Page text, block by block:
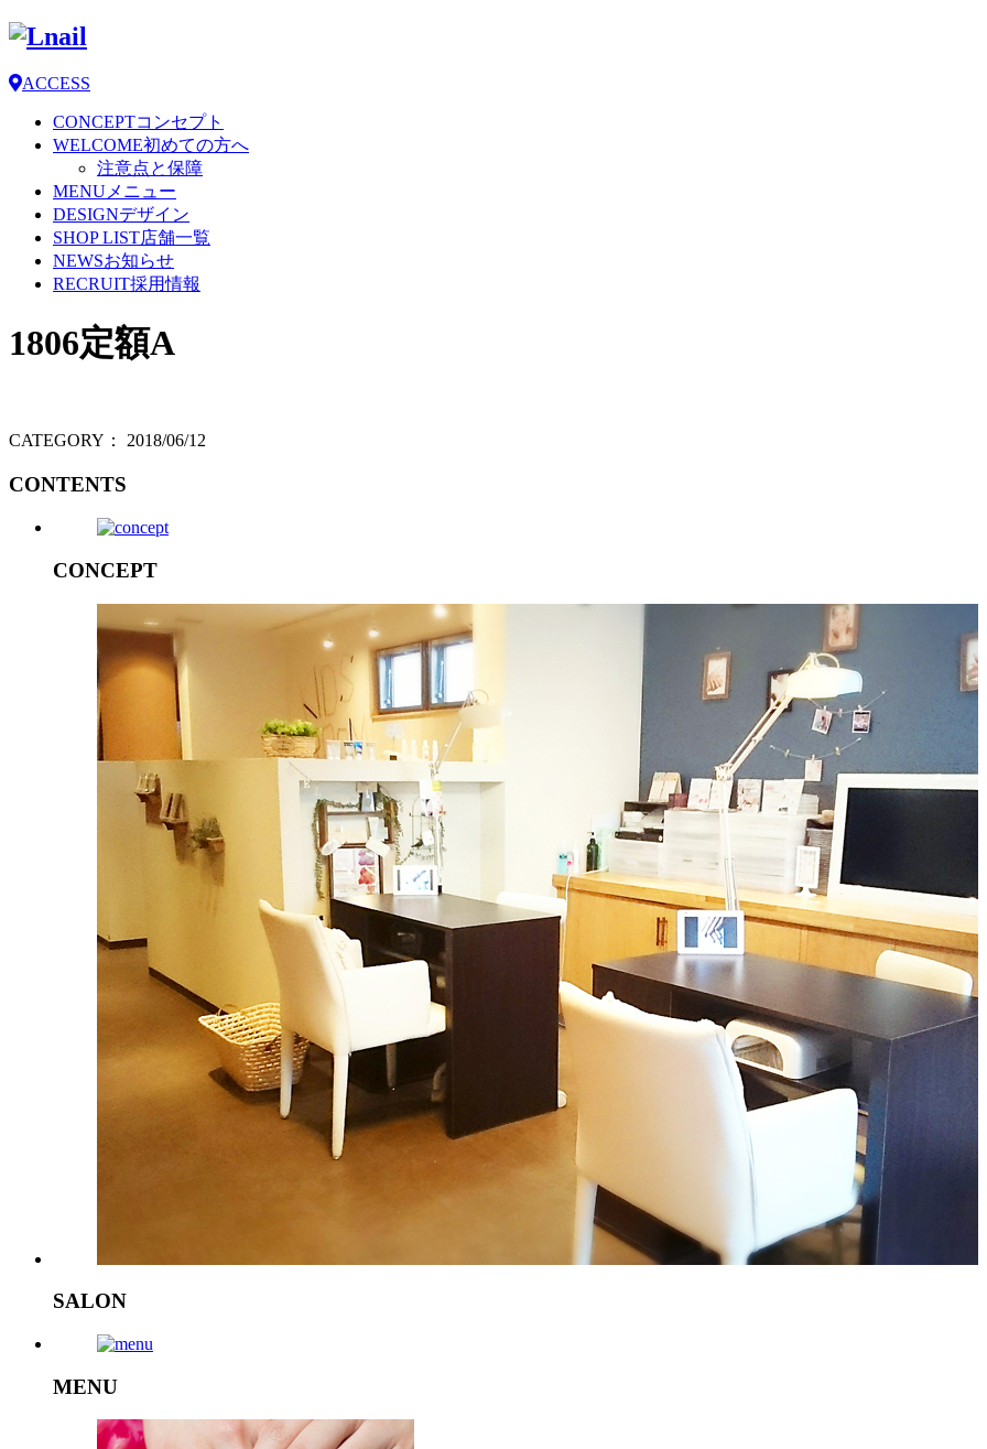
ACCESS
CONCEPTコンセプト
WELCOME初めての方へ
注意点と保障
MENU メニュー
DESIGNデザイン
SHOP LIST店舗一覧
NEWSお知らせ
RECRUIT採用情報
1806定額A
CATEGORY： 2018/06/12
CONTENTS
CONCEPT
SALON
MENU